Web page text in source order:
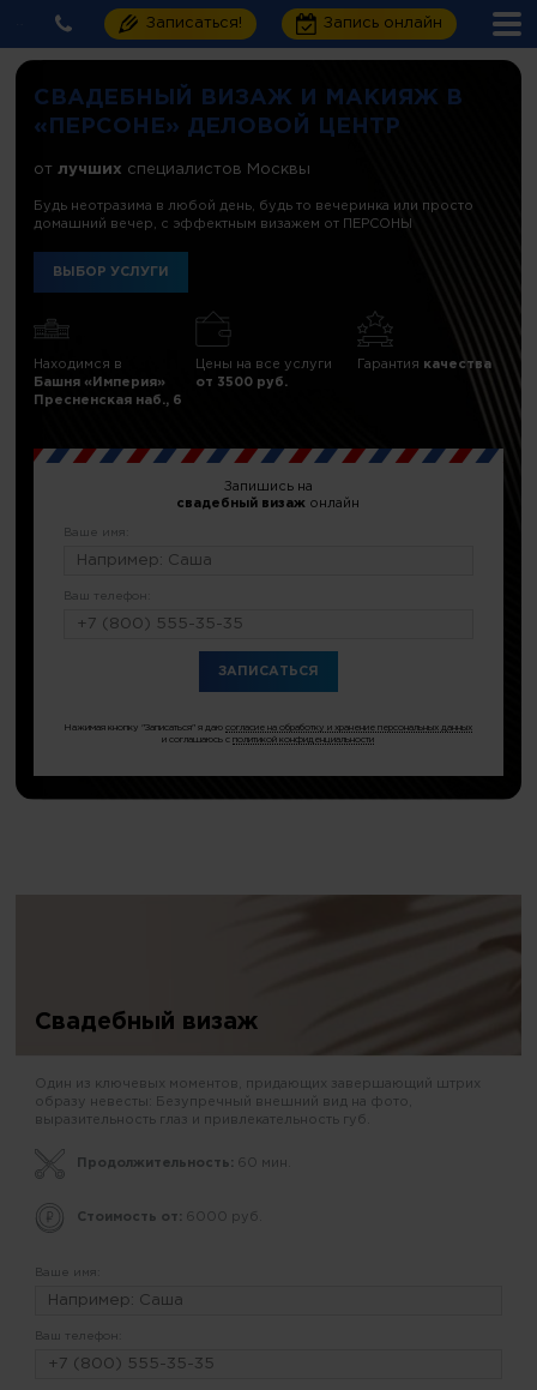
Записаться! Запись онлайн
СВАДЕБНЫЙ ВИЗАЖ И МАКИЯЖ В
«ПЕРСОНЕ» ДЕЛОВОЙ ЦЕНТР
от лучших специалистов Москвы
Будь неотразима в любой день, будь то вечеринка или просто
домашний вечер, с эффектным визажем от ПЕРСОНЫ
ВЫБОР УСЛУГИ
Находимся в
Башня «Империя»
Пресненская наб., 6
Цены на все услуги
от 3500 руб.
Гарантия качества
Запишись на
свадебный визаж онлайн
Ваше имя:
Ваш телефон:
Нажимая кнопку "Записаться" я даюсогласие на обработку и хранение персональных данных
и соглашаюсь сполитикой конфиденциальности
Свадебный визаж
Один из ключевых моментов, придающих завершающий штрих
образу невесты: Безупречный внешний вид на фото,
выразительность глаз и привлекательность губ.
Продолжительность: 60 мин.
Стоимость от: 6000 руб.
Ваше имя:
Ваш телефон: